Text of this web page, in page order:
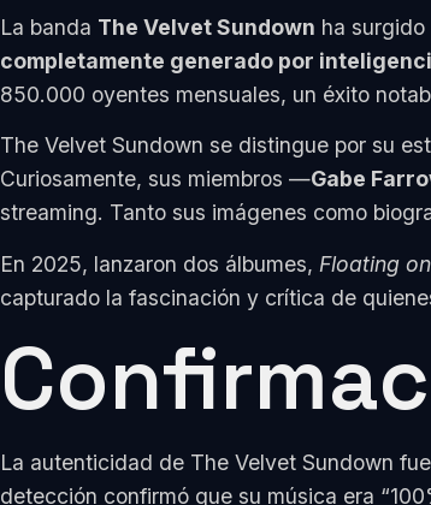
La banda The Velvet Sundown ha
completamente generado por
850.000 oyentes mensuales, un éxito
The Velvet Sundown se distingue por su
Curiosamente, sus miembros —Gabe
streaming. Tanto sus imágenes como
En 2025, lanzaron dos álbumes, Floating
capturado la fascinación y crítica de
La autenticidad de The Velvet Sundown
detección confirmó que su música era